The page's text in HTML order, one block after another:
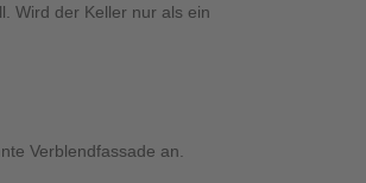
Wird der Keller nur als ein
Verblendfassade an.